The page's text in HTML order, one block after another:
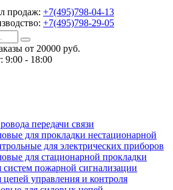
продаж: +7(495)798-04-13
+7(495)798-29-05
от 20000 руб.
- 18:00
передачи связи
для прокладки нестационарной
для электрических приборов
для стационарной прокладки
систем пожарной сигнализации
цепей управления и контроля